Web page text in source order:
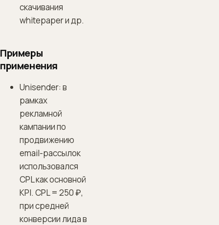
скачивания
whitepaper и др.
Примеры
применения
Unisender: в
рамках
рекламной
кампании по
продвижению
email-рассылок
использовался
CPL как основной
KPI. CPL = 250 ₽,
при средней
конверсии лида в